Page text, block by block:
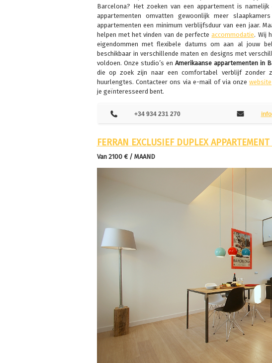
Barcelona? Het zoeken van een appartement is
appartementen omvatten gewoonlijk meer
appartementen een minimum verblijfsduur van een jaar.
helpen met het vinden van de perfecteaccommodatie. Wij
eigendommen met flexibele datums om aan al jouw
beschikbaar in verschillende maten en designs met
voldoen. Onze studio’s en Amerikaanse appartementen in
die op zoek zijn naar een comfortabel verblijf zonder
huurlengtes. Contacteer ons via e-mail of via onzewebsite
je geïnteresseerd bent.
+34 934 231 270
FERRAN EXCLUSIEF DUPLEX
Van 2100 € / MAAND